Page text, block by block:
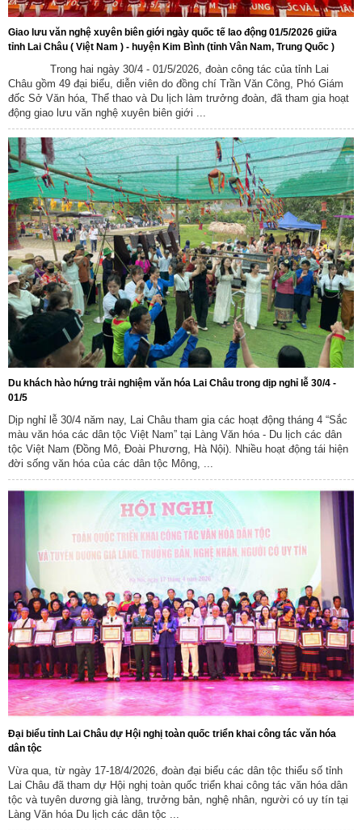
Giao lưu văn nghệ xuyên biên giới ngày quốc tế lao động 01/5/2026 giữa
tỉnh Lai Châu ( Việt Nam ) - huyện Kim Bình (tỉnh Vân Nam, Trung Quốc )
Trong hai ngày 30/4 - 01/5/2026, đoàn công tác của tỉnh Lai
Châu gồm 49 đại biểu, diễn viên do đồng chí Trần Văn Công, Phó Giám
đốc Sở Văn hóa, Thể thao và Du lịch làm trưởng đoàn, đã tham gia hoạt
động giao lưu văn nghệ xuyên biên giới ...
Du khách hào hứng trải nghiệm văn hóa Lai Châu trong dịp nghỉ lễ 30/4 -
01/5
Dịp nghỉ lễ 30/4 năm nay, Lai Châu tham gia các hoạt động tháng 4 “Sắc
màu văn hóa các dân tộc Việt Nam” tại Làng Văn hóa - Du lịch các dân
tộc Việt Nam (Đồng Mô, Đoài Phương, Hà Nội). Nhiều hoạt động tái hiện
đời sống văn hóa của các dân tộc Mông, ...
Đại biểu tỉnh Lai Châu dự Hội nghị toàn quốc triển khai công tác văn hóa
dân tộc
Vừa qua, từ ngày 17-18/4/2026, đoàn đại biểu các dân tộc thiểu số tỉnh
Lai Châu đã tham dự Hội nghị toàn quốc triển khai công tác văn hóa dân
tộc và tuyên dương già làng, trưởng bản, nghệ nhân, người có uy tín tại
Làng Văn hóa Du lịch các dân tộc ...